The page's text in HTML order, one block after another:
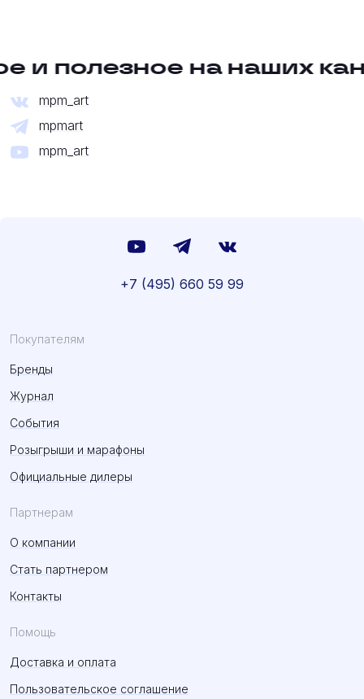
и полезное на наших
mpm_art
mpmart
mpm_art
Покупателям
Бренды
Журнал
События
Розыгрыши и марафоны
Официальные дилеры
Партнерам
О компании
Стать партнером
Контакты
Помощь
Доставка и оплата
Пользовательское соглашение
+7 (495) 660 59 99